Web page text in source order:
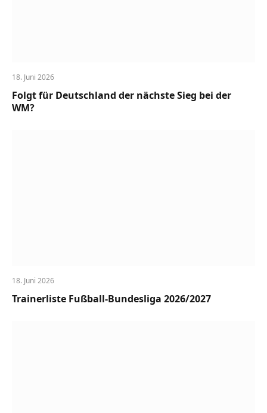
18. Juni 2026
Folgt für Deutschland der nächste Sieg bei der
WM?
18. Juni 2026
Trainerliste Fußball-Bundesliga 2026/2027